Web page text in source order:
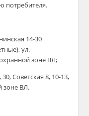
потребителя.
14-30
ул.
зоне ВЛ;
Советская 8, 10-13,
зоне ВЛ.